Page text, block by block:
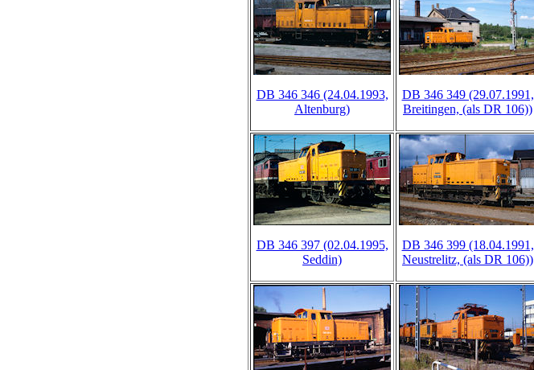
DB 346 346 (24.04.1993,
Altenburg)
DB 346 349 (29.07.1991,
Breitingen, (als DR 106))
DB 346 397 (02.04.1995,
Seddin)
DB 346 399 (18.04.1991,
Neustrelitz, (als DR 106))